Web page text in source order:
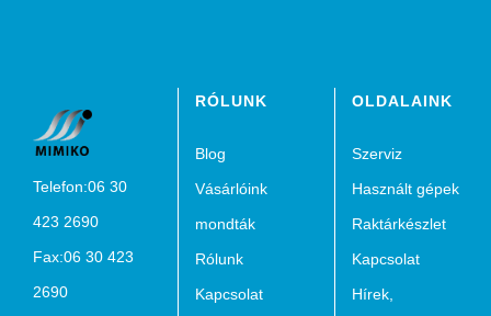
Telefon:06 30
423 2690
Fax:06 30 423
2690
RÓLUNK
Blog
Vásárlóink
mondták
Rólunk
Kapcsolat
OLDALAINK
Szerviz
Használt gépek
Raktárkészlet
Kapcsolat
Hírek,